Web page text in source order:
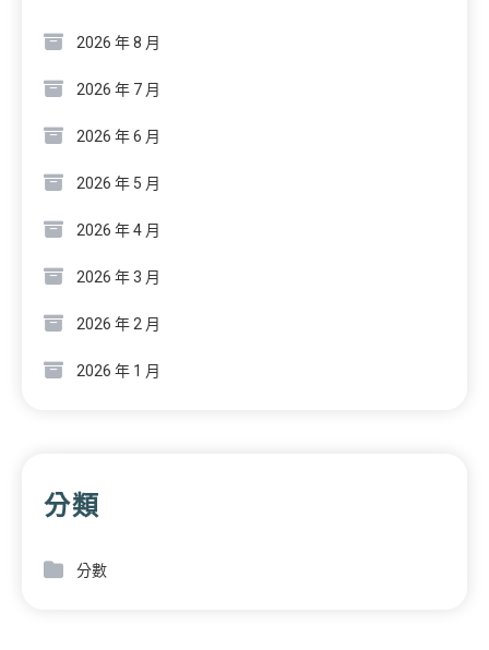
2026 年 8 月
2026 年 7 月
2026 年 6 月
2026 年 5 月
2026 年 4 月
2026 年 3 月
2026 年 2 月
2026 年 1 月
分類
分數